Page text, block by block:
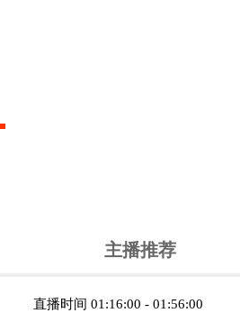
主播推荐
直播时间 01:16:00 - 01:56:00